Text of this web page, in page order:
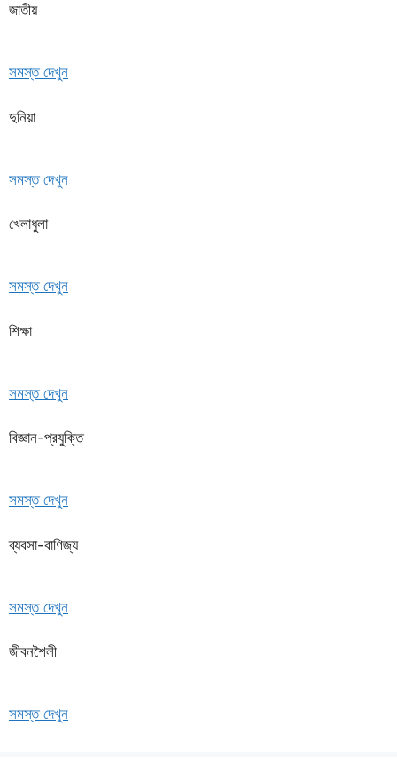
জাতীয়
সমস্ত দেখুন
দুনিয়া
সমস্ত দেখুন
খেলাধুলা
সমস্ত দেখুন
শিক্ষা
সমস্ত দেখুন
বিজ্ঞান-প্রযুক্তি
সমস্ত দেখুন
ব্যবসা-বাণিজ্য
সমস্ত দেখুন
জীবনশৈলী
সমস্ত দেখুন